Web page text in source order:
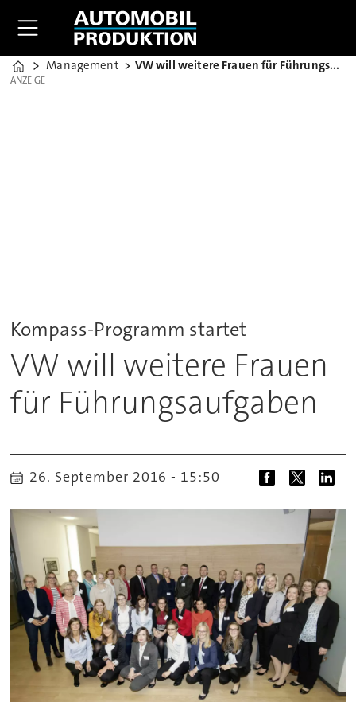
Home
Management VW will weitere Frauen für Führungsaufgaben
ANZEIGE
ANZEIGE
Kompass-Programm startet
VW will weitere Frauen
für Führungsaufgaben
26. September 2016 - 15:50